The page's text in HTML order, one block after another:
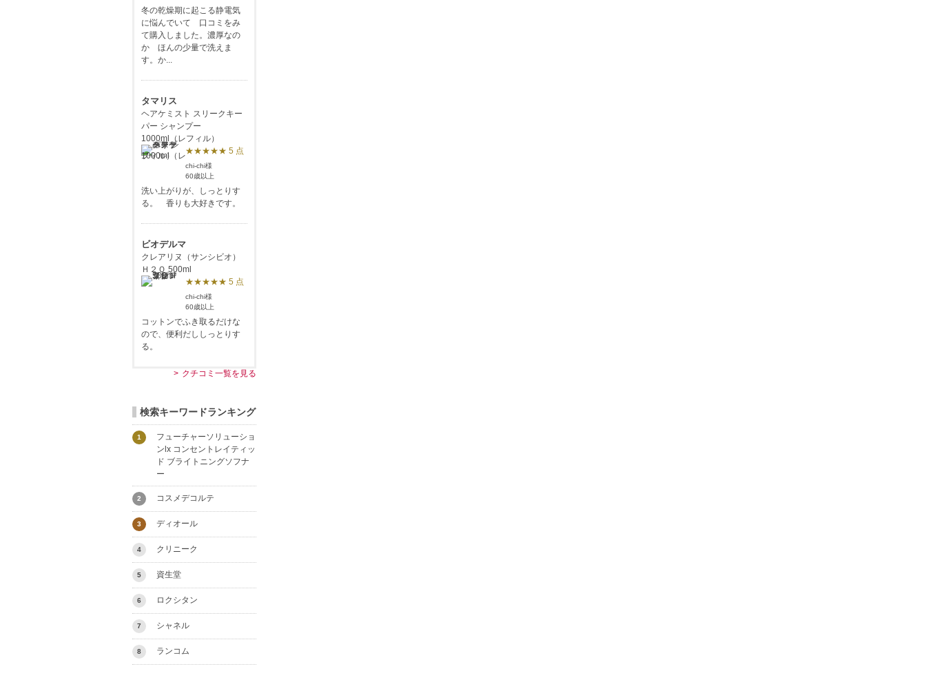
冬の乾燥期に起こる静電気
に悩んでいて 口コミをみ
て購入しました。濃厚なの
か ほんの少量で洗えま
す。か...
タマリス
ヘアケミスト スリークキー
パー シャンプー
1000ml（レフィル）
★★★★★ 5 点
chi-chi様
60歳以上
洗い上がりが、しっとりす
る。 香りも大好きです。
ビオデルマ
クレアリヌ（サンシビオ）
Ｈ２Ｏ 500ml
★★★★★ 5 点
chi-chi様
60歳以上
コットンでふき取るだけな
ので、便利だししっとりす
る。
クチコミ一覧を見る
検索キーワードランキング
1
フューチャーソリューショ
ンlx コンセントレイティッ
ド ブライトニングソフナ
ー
2 コスメデコルテ
3 ディオール
4 クリニーク
5 資生堂
6 ロクシタン
7 シャネル
8 ランコム